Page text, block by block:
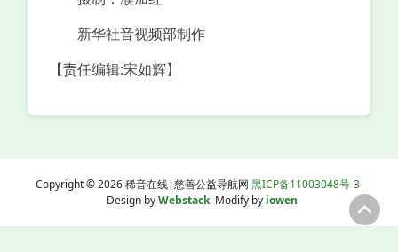
新华社音视频部制作
【责任编辑:宋如辉】
Copyright © 2026 稀音在线|慈善公益导航网 黑ICP备11003048号-3
Design byWebstackModify by iowen